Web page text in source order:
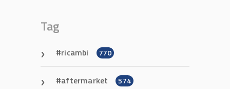
Tag
ricambi 770
aftermarket 574